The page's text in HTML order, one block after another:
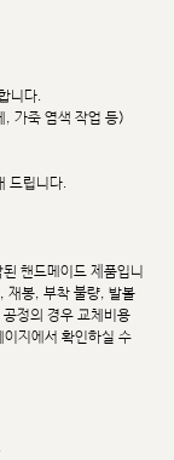
니다.
, 가죽 염색 작업 등)
드립니다.
핸드메이드 제품입니
재봉, 부착 불량, 발볼
정의 경우 교체비용
지에서 확인하실 수